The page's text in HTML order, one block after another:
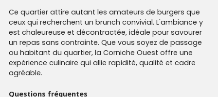
Ce quartier attire autant les amateurs de burgers que
ceux qui recherchent un brunch convivial. L'ambiance y
est chaleureuse et décontractée, idéale pour savourer
un repas sans contrainte. Que vous soyez de passage
ou habitant du quartier, la Corniche Ouest offre une
expérience culinaire qui allie rapidité, qualité et cadre
agréable.
Questions fréquentes